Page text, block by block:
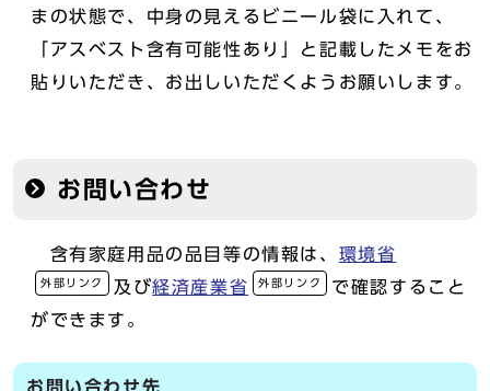
まの状態で、中身の見えるビニール袋に入れて、
「アスベスト含有可能性あり」と記載したメモをお
貼りいただき、お出しいただくようお願いします。
お問い合わせ
含有家庭用品の品目等の情報は、 環境省
外部リンク 及び経済産業省 外部リンク
で確認すること
ができます。
お問い合わせ先